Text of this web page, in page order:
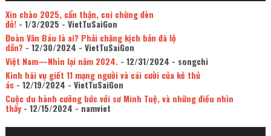
Xin chào 2025, cẩn thận, coi chừng đèn
đỏ!- 1/3/2025 - VietTuSaiGon
Đoàn Văn Báu là ai? Phải chăng kịch bản đã lộ
dần?- 12/30/2024 - VietTuSaiGon
Việt Nam—Nhìn lại năm 2024.- 12/31/2024 - songchi
Kinh hãi vụ giết 11 mạng người và cái cười của kẻ thủ
ác- 12/19/2024 - VietTuSaiGon
Cuộc du hành cưỡng bức với sư Minh Tuệ, và những điều nhìn
thấy- 12/15/2024 - namviet